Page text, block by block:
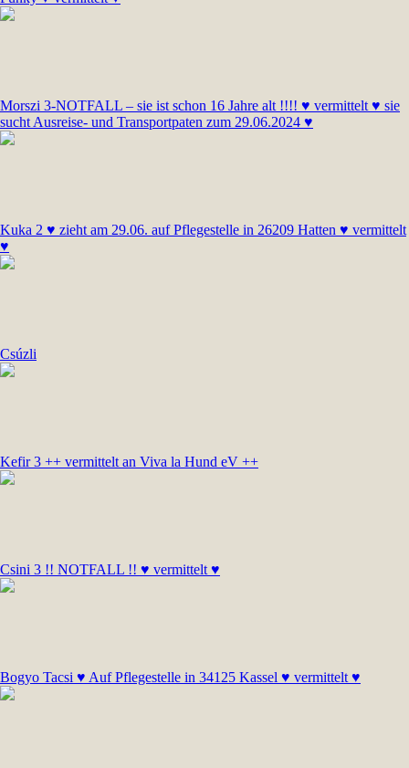
Morszi 3-NOTFALL – sie ist schon 16 Jahre alt !!!! ♥ vermittelt ♥ sie
sucht Ausreise- und Transportpaten zum 29.06.2024 ♥
Kuka 2 ♥ zieht am 29.06. auf Pflegestelle in 26209 Hatten ♥ vermittelt
♥
Csúzli
Kefir 3 ++ vermittelt an Viva la Hund eV ++
Csini 3 !! NOTFALL !! ♥ vermittelt ♥
Bogyo Tacsi ♥ Auf Pflegestelle in 34125 Kassel ♥ vermittelt ♥